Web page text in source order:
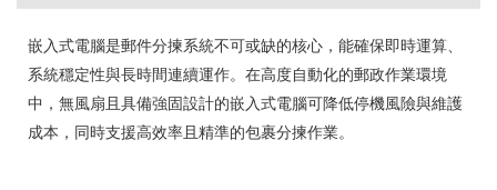
嵌入式電腦是郵件分揀系統不可或缺的核心，能確保即時運算、
系統穩定性與長時間連續運作。在高度自動化的郵政作業環境
中，無風扇且具備強固設計的嵌入式電腦可降低停機風險與維護
成本，同時支援高效率且精準的包裹分揀作業。